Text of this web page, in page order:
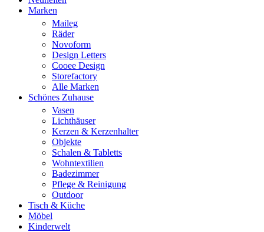
Marken
Maileg
Räder
Novoform
Design Letters
Cooee Design
Storefactory
Alle Marken
Schönes Zuhause
Vasen
Lichthäuser
Kerzen & Kerzenhalter
Objekte
Schalen & Tabletts
Wohntextilien
Badezimmer
Pflege & Reinigung
Outdoor
Tisch & Küche
Möbel
Kinderwelt